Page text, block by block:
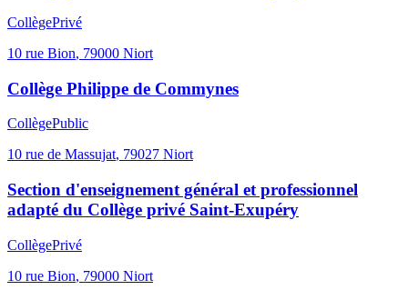
CollègePrivé
10 rue Bion, 79000 Niort
Collège Philippe de Commynes
CollègePublic
10 rue de Massujat, 79027 Niort
Section d'enseignement général et professionnel
adapté du Collège privé Saint-Exupéry
CollègePrivé
10 rue Bion, 79000 Niort